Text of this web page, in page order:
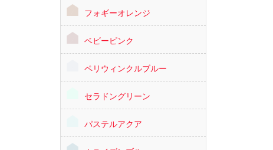
フォギーオレンジ
ベビーピンク
ペリウィンクルブルー
セラドングリーン
パステルアクア